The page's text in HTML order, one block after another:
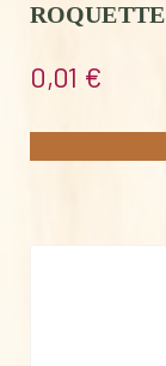
ROQUETTE
0,01 €